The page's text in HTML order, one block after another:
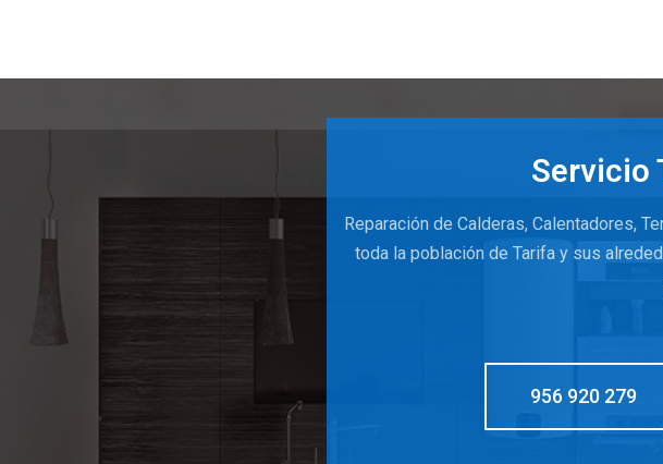
Servicio
Reparación de Calderas, Calentadores,
toda la población de Tarifa y sus
956 920 279